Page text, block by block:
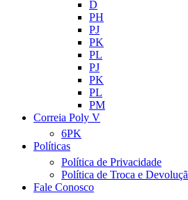
D
PH
PJ
PK
PL
PJ
PK
PL
PM
Correia Poly V
6PK
Políticas
Política de Privacidade
Política de Troca e
Fale Conosco